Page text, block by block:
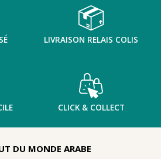
LIVRAISON RELAIS COLIS
CLICK & COLLECT
DU MONDE ARABE